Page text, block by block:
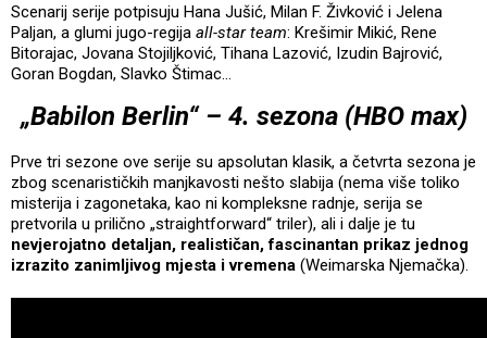
Scenarij serije potpisuju Hana Jušić, Milan F. Živković i Jelena
Paljan, a glumi jugo-regija all-star team: Krešimir Mikić, Rene
Bitorajac, Jovana Stojiljković, Tihana Lazović, Izudin Bajrović,
Goran Bogdan, Slavko Štimac…
„Babilon Berlin“ – 4. sezona (HBO max)
Prve tri sezone ove serije su apsolutan klasik, a četvrta sezona je
zbog scenarističkih manjkavosti nešto slabija (nema više toliko
misterija i zagonetaka, kao ni kompleksne radnje, serija se
pretvorila u prilično „straightforward“ triler), ali i dalje je tu
nevjerojatno detaljan, realističan, fascinantan prikaz jednog
izrazito zanimljivog mjesta i vremena (Weimarska Njemačka).